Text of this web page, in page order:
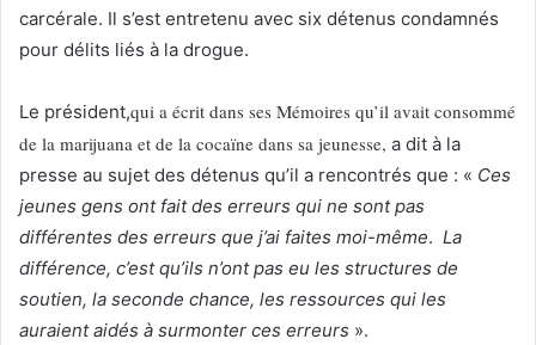
carcérale. Il s’est entretenu avec six détenus condamnés
pour délits liés à la drogue.
Le président,qui a écrit dans ses Mémoires qu’il avait consommé
de la marijuana et de la cocaïne dans sa jeunesse, a dit à la
presse au sujet des détenus qu’il a rencontrés que : « Ces
jeunes gens ont fait des erreurs qui ne sont pas
différentes des erreurs que j’ai faites moi-même. La
différence, c’est qu’ils n’ont pas eu les structures de
soutien, la seconde chance, les ressources qui les
auraient aidés à surmonter ces erreurs ».